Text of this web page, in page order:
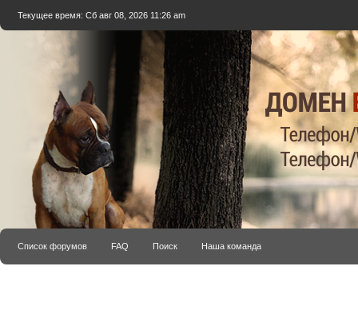
Текущее время: Сб авг 08, 2026 11:26 am
Список форумов FAQ Поиск Наша команда